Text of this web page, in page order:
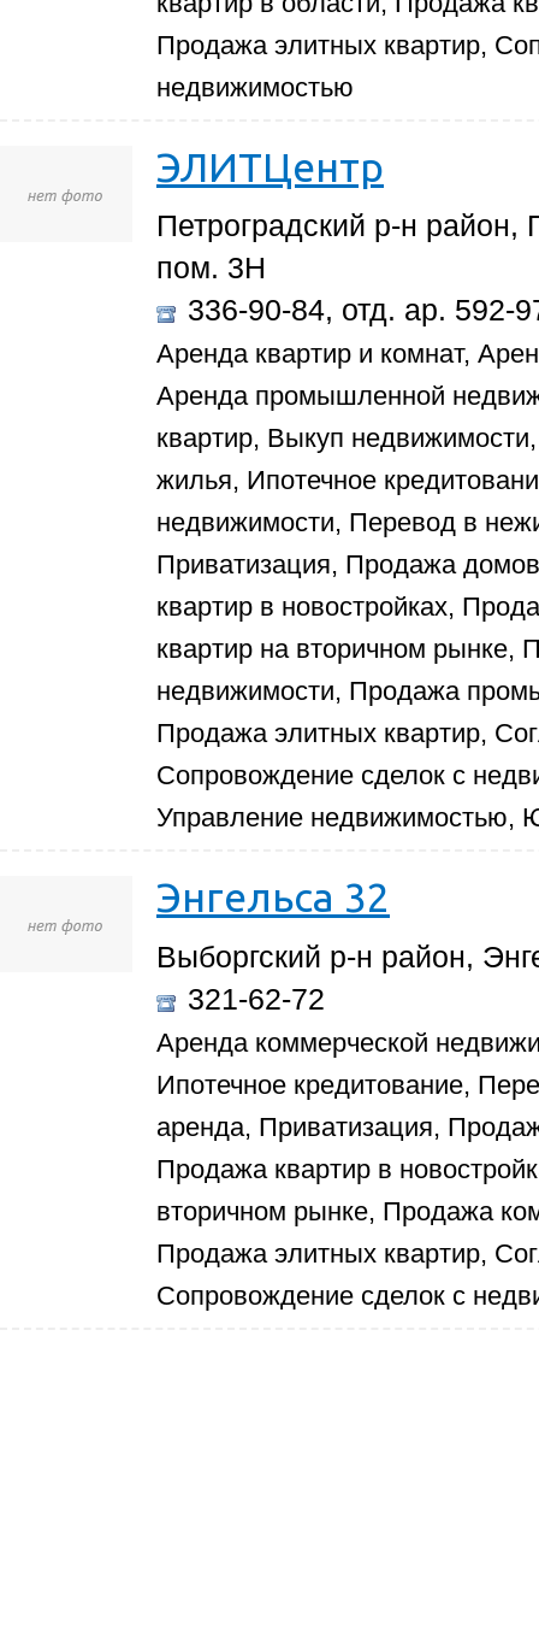
Продажа элитных квартир,
недвижимостью
ЭЛИТЦентр
Петроградский р-н
пом. 3Н
336-90-84, отд. ар. 592-
Аренда квартир и комнат,
Аренда промышленной
квартир, Выкуп
жилья, Ипотечное
недвижимости, Перевод в
Приватизация, Продажа
квартир в новостройках,
квартир на вторичном рынке,
недвижимости, Продажа
Продажа элитных квартир,
Сопровождение сделок с
Управление недвижимостью,
Энгельса 32
Выборгский р-н район,
321-62-72
Аренда коммерческой
Ипотечное кредитование,
аренда, Приватизация,
Продажа квартир в
вторичном рынке, Продажа
Продажа элитных квартир,
Сопровождение сделок с